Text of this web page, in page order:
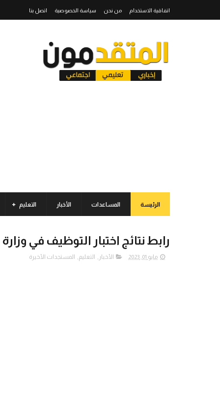
اتفاقية الاستخدام من نحن سياسة الخصوصية اتصل بنا
الرئيسة المساعدات الأخبار التعليم
رابط نتائج اختبار التوظيف في وزارة
مايو 01, 2023 الأخبار , التعليم, المستجدات الأخيرة